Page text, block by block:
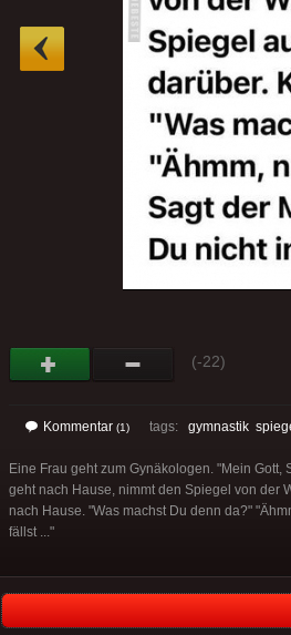
(-22)
Kommentar (1) tags: gymnastik
Eine Frau geht zum Gynäkologen. "Mein
geht nach Hause, nimmt den Spiegel von der
nach Hause. "Was machst Du denn da?"
fällst ..."